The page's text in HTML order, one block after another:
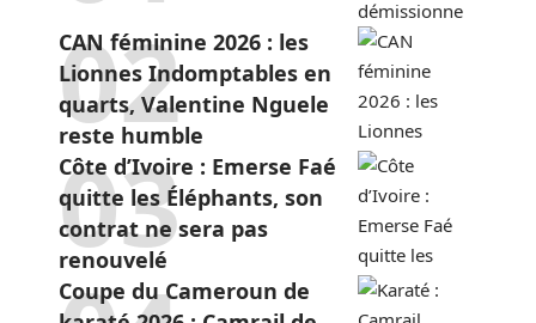
CAN féminine 2026 : les
Lionnes Indomptables en
quarts, Valentine Nguele
reste humble
Côte d’Ivoire : Emerse Faé
quitte les Éléphants, son
contrat ne sera pas
renouvelé
Coupe du Cameroun de